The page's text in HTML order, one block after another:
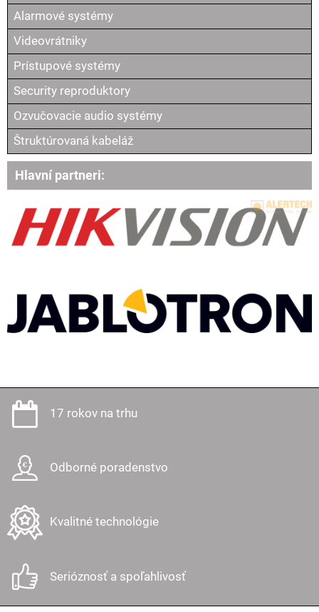
Alarmové systémy
Videovrátniky
Prístupové systémy
Security reproduktory
Ozvučovacie audio systémy
Štruktúrovaná kabeláž
Hlavní partneri:
17 rokov na trhu
Odborné poradenstvo
Kvalitné technológie
Serióznosť a spoľahlivosť